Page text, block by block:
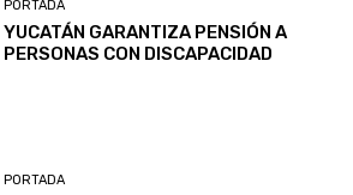
PORTADA
YUCATÁN GARANTIZA PENSIÓN A
PERSONAS CON DISCAPACIDAD
PORTADA